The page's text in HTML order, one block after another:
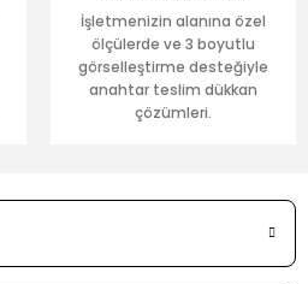
İşletmenizin alanına özel
ölçülerde ve 3 boyutlu
görselleştirme desteğiyle
anahtar teslim dükkan
çözümleri.